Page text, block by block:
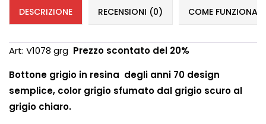
DESCRIZIONE RECENSIONI (0) COME
Art: V1078 grg Prezzo scontato del 20%
Bottone grigio in resina degli anni 70 design
semplice, color grigio sfumato dal grigio scuro al
grigio chiaro.